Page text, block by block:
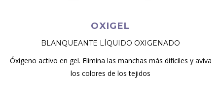
OXIGEL
BLANQUEANTE LÍQUIDO OXIGENADO
Óxigeno activo en gel. Elimina las manchas más difíciles y aviva
los colores de los tejidos